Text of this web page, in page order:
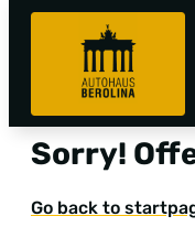
Sorry!
Go back to